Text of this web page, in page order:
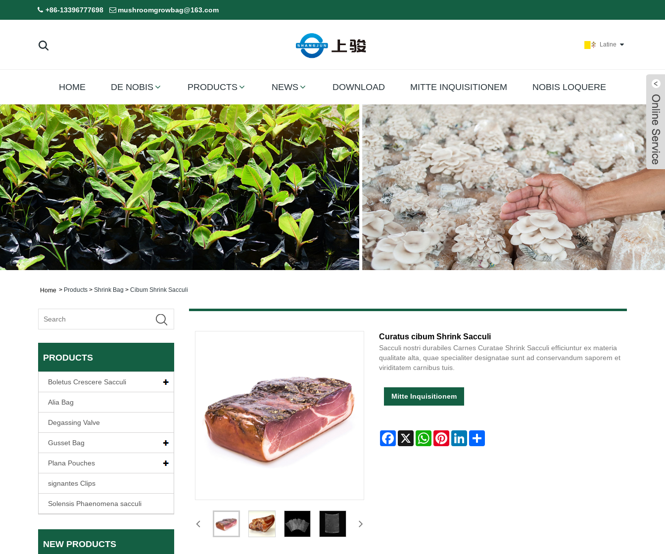
+86-13396777698 mushroomgrowbag@163.com
Latine
HOME DE NOBIS PRODUCTS NEWS DOWNLOAD MITTE INQUISITIONEM NOBIS LOQUERE
Home > Products > Shrink Bag > Cibum Shrink Sacculi
PRODUCTS
Boletus Crescere Sacculi
Alia Bag
Degassing Valve
Gusset Bag
Plana Pouches
signantes Clips
Solensis Phaenomena sacculi
NEW PRODUCTS
Curatus cibum Shrink Sacculi
Sacculi nostri durabiles Carnes Curatae Shrink Sacculi efficiuntur ex materia
qualitate alta, quae specialiter designatae sunt ad conservandum saporem et
viriditatem carnibus tuis.
Mitte Inquisitionem
Facebook
X WhatsAppPinterestLinkedInShare